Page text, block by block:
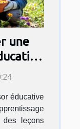
une
éducative
des leçons